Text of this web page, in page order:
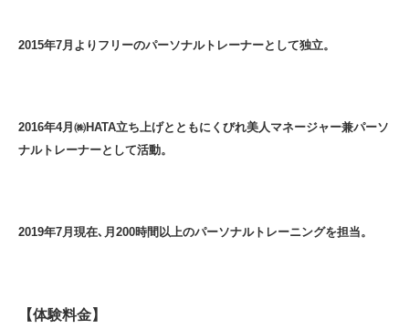
2015年7月よりフリーのパーソナルトレーナーとして独立。
2016年4月㈱HATA立ち上げとともにくびれ美人マネージャー兼パーソ
ナルトレーナーとして活動。
2019年7月現在､月200時間以上のパーソナルトレーニングを担当。
【体験料金】